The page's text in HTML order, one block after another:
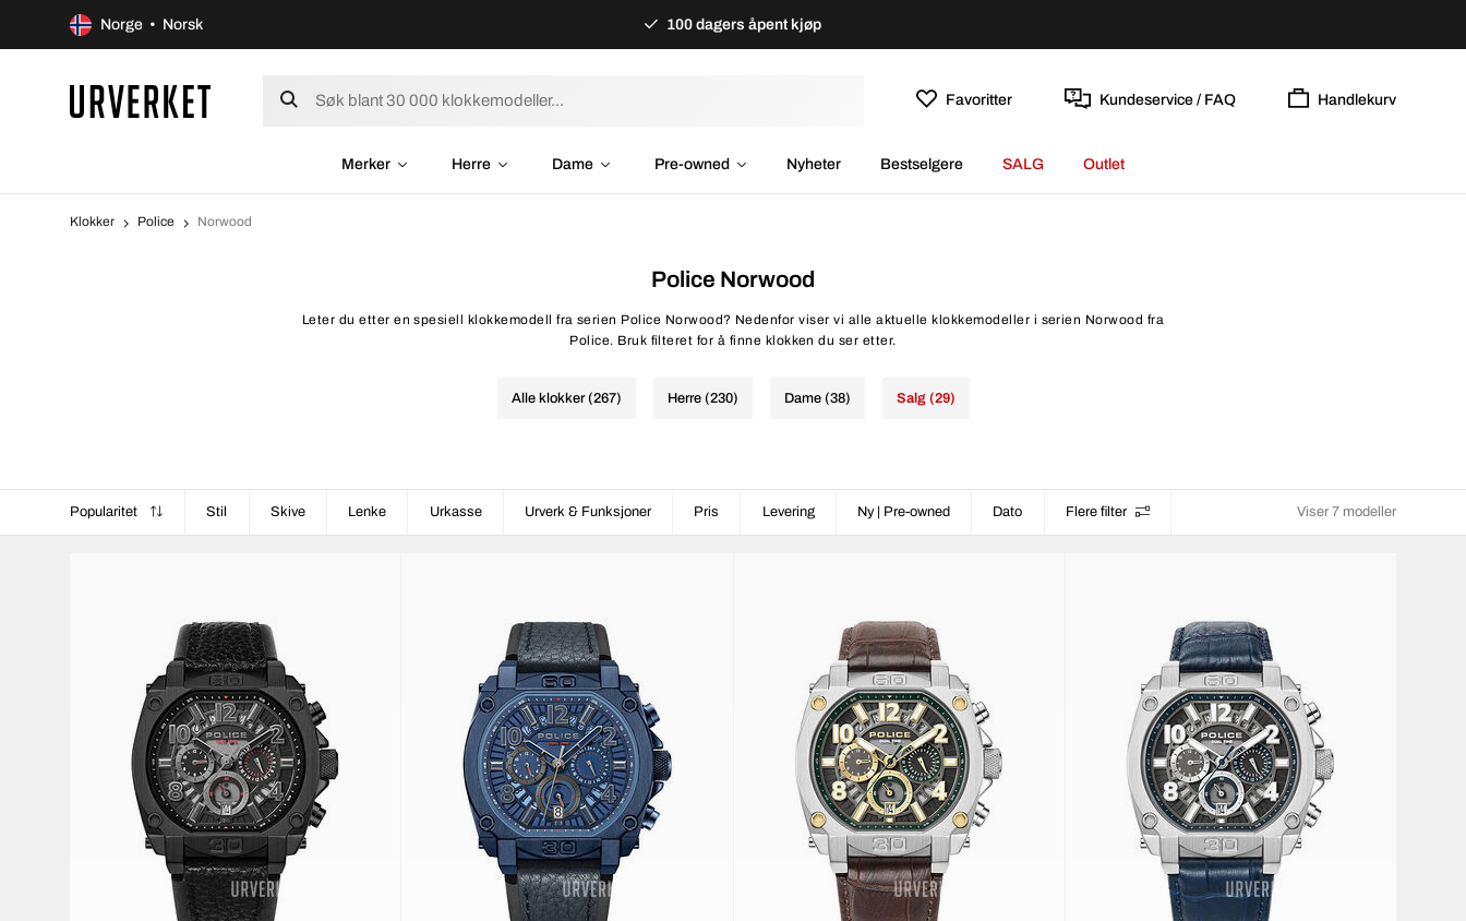
Norge • Norsk 100 dagers åpent kjøp
Favoritter Kundeservice / FAQ Handlekurv
Merker Herre Dame Pre-owned Nyheter Bestselgere SALG Outlet
Klokker Police Norwood
Police Norwood
Leter du etter en spesiell klokkemodell fra serien Police Norwood? Nedenfor viser vi alle aktuelle klokkemodeller i serien Norwood fra
Police. Bruk filteret for å finne klokken du ser etter.
Alle klokker (267) Herre (230) Dame (38) Salg (29)
Popularitet Stil Skive Lenke Urkasse Urverk & Funksjoner Pris Levering Ny | Pre-owned Dato Flere filter Viser 7 modeller